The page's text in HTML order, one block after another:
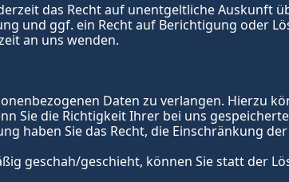
das Recht auf unentgeltliche Auskunft
und ggf. ein Recht auf Berichtigung oder
an uns wenden.
Daten zu verlangen. Hierzu
Sie die Richtigkeit Ihrer bei uns
haben Sie das Recht, die Einschränkung
geschah/geschieht, können Sie statt der